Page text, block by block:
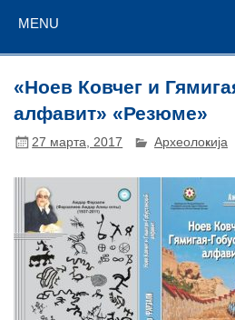
MENU
«Ноев Ковчег и
алфавит» «Резюме»
27 марта, 2017 Археолоҝија